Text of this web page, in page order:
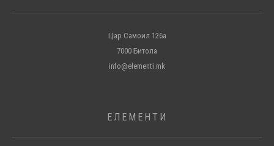
Цар Самоил 126а
7000 Битола
info@elementi.mk
ЕЛЕМЕНТИ